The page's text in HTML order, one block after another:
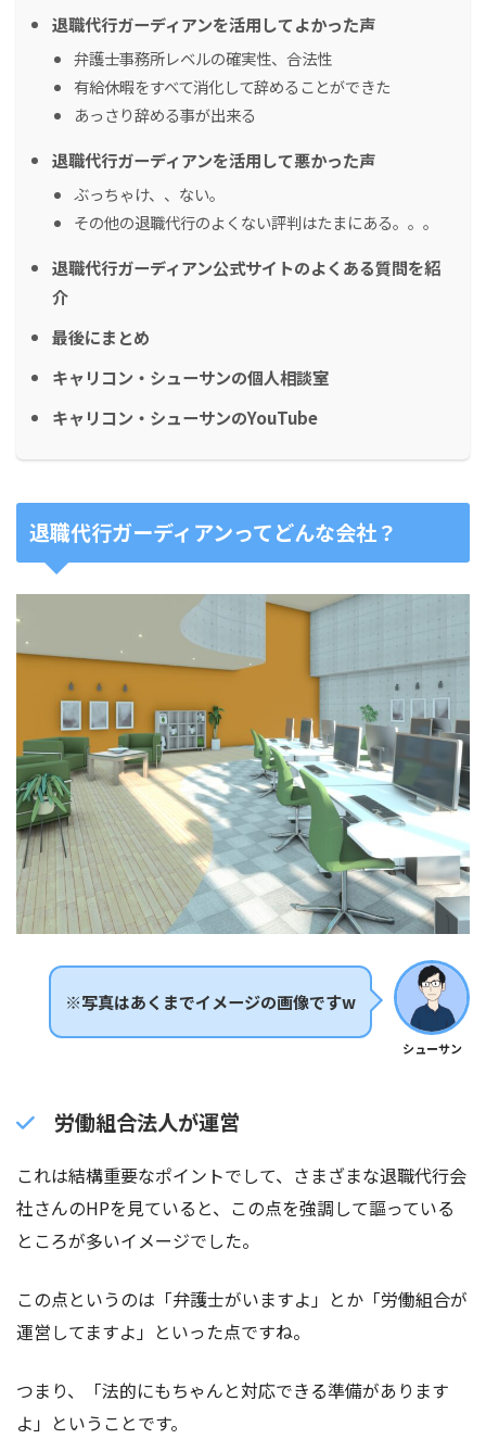
退職代行ガーディアンを活用してよかった声
弁護士事務所レベルの確実性、合法性
有給休暇をすべて消化して辞めることができた
あっさり辞める事が出来る
退職代行ガーディアンを活用して悪かった声
ぶっちゃけ、、ない。
その他の退職代行のよくない評判はたまにある。。。
退職代行ガーディアン公式サイトのよくある質問を紹
介
最後にまとめ
キャリコン・シューサンの個人相談室
キャリコン・シューサンのYouTube
退職代行ガーディアンってどんな会社？
シューサン
※写真はあくまでイメージの画像ですw
労働組合法人が運営
これは結構重要なポイントでして、さまざまな退職代行会
社さんのHPを見ていると、この点を強調して謳っている
ところが多いイメージでした。
この点というのは「弁護士がいますよ」とか「労働組合が
運営してますよ」といった点ですね。
つまり、「法的にもちゃんと対応できる準備があります
よ」ということです。